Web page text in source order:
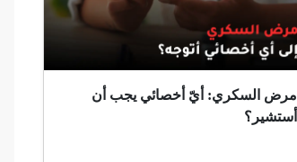
مرض السكري: أيّ أخصائي يجب أن
أستشير؟